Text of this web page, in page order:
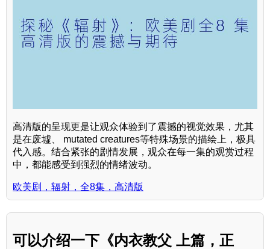
高清版的呈现更是让观众体验到了震撼的视觉效果，尤其
是在废墟、 mutated creatures等特殊场景的描绘上，极具
代入感。结合紧张的剧情发展，观众在每一集的观赏过程
中，都能感受到强烈的情绪波动。
欧美剧，辐射，全8集，高清版
可以介绍一下《内衣教父 上篇，正